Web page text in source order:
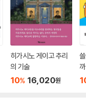
히가시노 게이고 추리
의 기술
10% 16,020원